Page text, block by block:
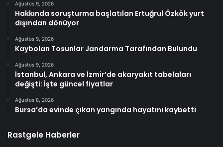
Ağustos 9, 2026
Hakkında soruşturma başlatılan Ertuğrul Özkök yurt
dışından dönüyor
Ağustos 9, 2026
Kaybolan Tosunlar Jandarma Tarafından Bulundu
Ağustos 9, 2026
İstanbul, Ankara ve İzmir’de akaryakıt tabelaları
değişti: İşte güncel fiyatlar
Ağustos 8, 2026
Bursa’da evinde çıkan yangında hayatını kaybetti
Rastgele Haberler